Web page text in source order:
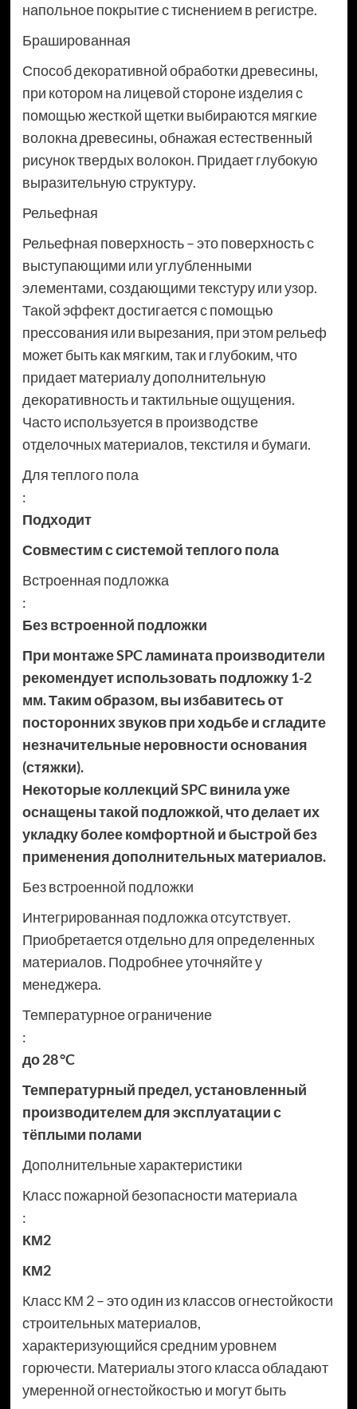
напольное покрытие с тиснением в регистре.
Брашированная
Способ декоративной обработки древесины,
при котором на лицевой стороне изделия с
помощью жесткой щетки выбираются мягкие
волокна древесины, обнажая естественный
рисунок твердых волокон. Придает глубокую
выразительную структуру.
Рельефная
Рельефная поверхность – это поверхность с
выступающими или углубленными
элементами, создающими текстуру или узор.
Такой эффект достигается с помощью
прессования или вырезания, при этом рельеф
может быть как мягким, так и глубоким, что
придает материалу дополнительную
декоративность и тактильные ощущения.
Часто используется в производстве
отделочных материалов, текстиля и бумаги.
Для теплого пола
:
Подходит
Совместим с системой теплого пола
Встроенная подложка
:
Без встроенной подложки
При монтаже SPC ламината производители
рекомендует использовать подложку 1-2
мм. Таким образом, вы избавитесь от
посторонних звуков при ходьбе и сгладите
незначительные неровности основания
(стяжки).
Некоторые коллекций SPC винила уже
оснащены такой подложкой, что делает их
укладку более комфортной и быстрой без
применения дополнительных материалов.
Без встроенной подложки
Интегрированная подложка отсутствует.
Приобретается отдельно для определенных
материалов. Подробнее уточняйте у
менеджера.
Температурное ограничение
:
до 28 °C
Температурный предел, установленный
производителем для эксплуатации с
тёплыми полами
Дополнительные характеристики
Класс пожарной безопасности материала
:
КМ2
КМ2
Класс КМ 2 – это один из классов огнестойкости
строительных материалов,
характеризующийся средним уровнем
горючести. Материалы этого класса обладают
умеренной огнестойкостью и могут быть